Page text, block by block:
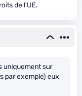
de l'UE.
uniquement sur
par exemple) eux